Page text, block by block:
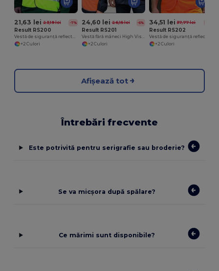
21,63 lei 23,19 lei -7%
Result RS200
Vestă de siguranță reflectorizantă cu vizibilitate ridicată pentru profesioniști
+2 Culori
24,60 lei 26,15 lei -6%
Result RS201
Vestă fără mâneci High Visibility
+2 Culori
34,51 lei 37,77 lei
Result RS202
+2 Culori
Afișează tot
Întrebări frecvente
Este potrivită pentru serigrafie sau broderie?
Se va micșora după spălare?
Ce mărimi sunt disponibile?